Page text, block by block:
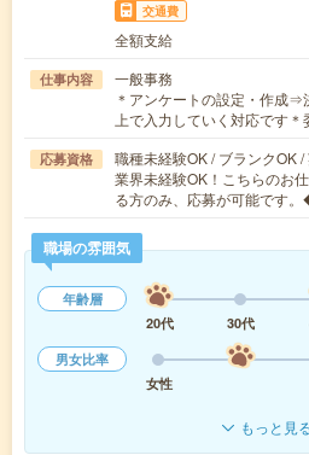
交通費
全額支給
仕事内容
一般事務
＊アンケートの設定・作成⇒
上で入力していく対応です
応募資格
職種未経験OK / ブランクOK
業界未経験OK！こちらのお
る方のみ、応募が可能です
職場の雰囲気
年齢層
20代
30代
男女比率
女性
もっと見